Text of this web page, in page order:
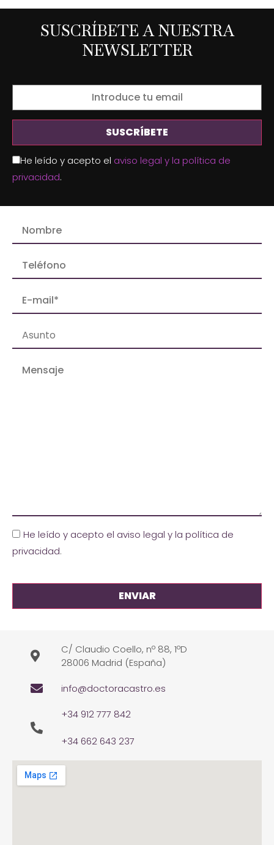
SUSCRÍBETE A NUESTRA
NEWSLETTER
He leído y acepto el aviso legal y la política de
privacidad.
He leído y acepto el aviso legal y la política de
privacidad.
C/ Claudio Coello, nº 88, 1ºD
28006 Madrid (España)
info@doctoracastro.es
+34 912 777 842
+34 662 643 237